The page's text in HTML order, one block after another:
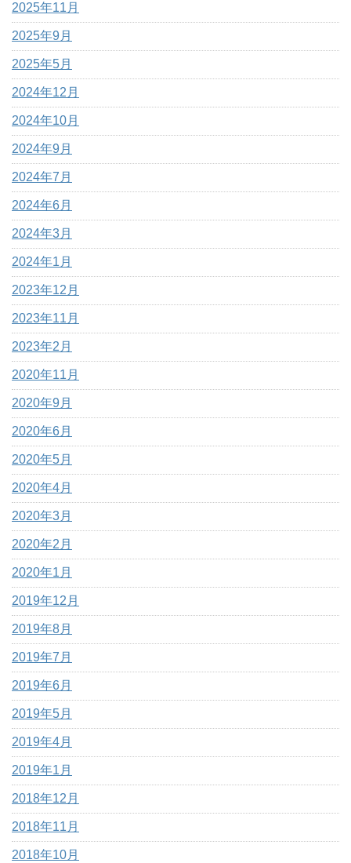
2025年11月
2025年9月
2025年5月
2024年12月
2024年10月
2024年9月
2024年7月
2024年6月
2024年3月
2024年1月
2023年12月
2023年11月
2023年2月
2020年11月
2020年9月
2020年6月
2020年5月
2020年4月
2020年3月
2020年2月
2020年1月
2019年12月
2019年8月
2019年7月
2019年6月
2019年5月
2019年4月
2019年1月
2018年12月
2018年11月
2018年10月